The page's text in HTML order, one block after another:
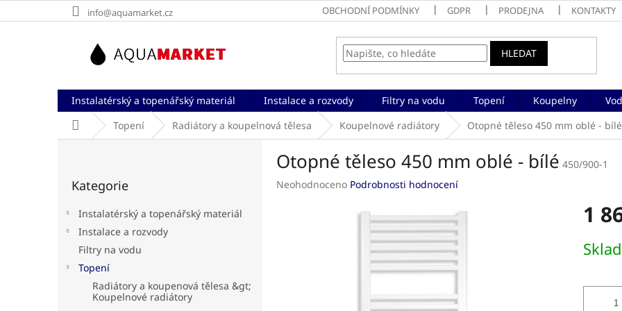
na
info@aquamarket.cz OBCHODNÍ PODMÍNKY GDPR PRODEJNA KONTAKTY
HLEDAT
Instalatérský a topenářský materiál Instalace a rozvody Filtry na vodu Topení Koupelny
Domů Topení Radiátory a koupelnová tělesa Koupelnové radiátory Otopné těleso 450 mm oblé - bílé
kategorie
Kategorie
Instalatérský a topenářský materiál
Instalace a rozvody
Filtry na vodu
Topení
Radiátory a koupenová tělesa &gt;
Koupelnové radiátory
Otopné těleso 450 mm oblé - bílé 450/900-1
Průměrné
Neohodnoceno Podrobnosti hodnocení
1
cena: